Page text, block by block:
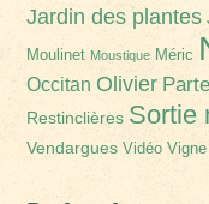
Jardin des plantes
Moulinet Moustique Méric
Occitan Olivier
Restinclières Sortie
Vendargues Vidéo Vigne